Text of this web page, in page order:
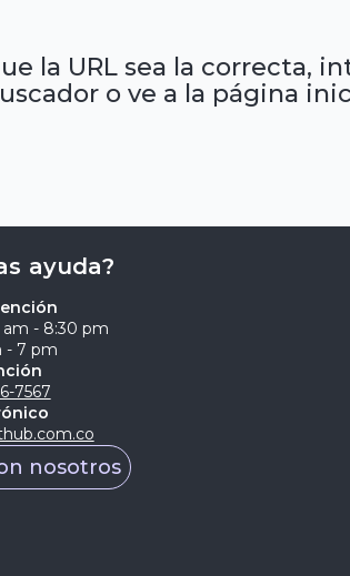
la URL sea la correcta,
o ve a la página
ayuda?
am - 8:30 pm
- 7 pm
7567
nosotros